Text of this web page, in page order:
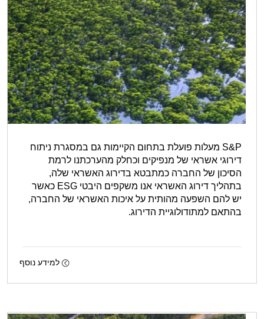
S&P מעלות פועלת בתחום הקיימות גם במסגרת ניתוח
דירוגי אשראי של מנפיקים וכחלק מהערכתנו לרמת
הסיכון של החברה כמתבטא בדירוג האשראי שלה,
בתהליך דירוג האשראי אנו משקפים היבטי ESG כאשר
יש להם השפעה מהותית על איכות האשראי של החברה,
בהתאם למתודולוגיית הדירוג.
למידע נוסף